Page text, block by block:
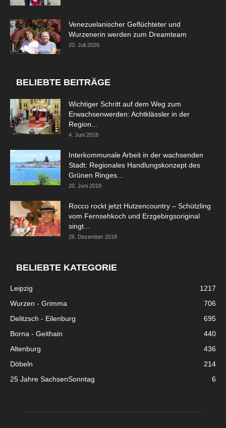
Venezuelanischer Geflüchteter und
Wurzenerin werden zum Dreamteam
20. Juli 2026
BELIEBTE BEITRÄGE
Wichtiger Schritt auf dem Weg zum
Erwachsenwerden: Achtklässler in der
Region...
4. Juni 2018
Interkommunale Arbeit in der wachsenden
Stadt: Regionales Handlungskonzept des
Grünen Ringes...
20. Juni 2018
Rocco rockt jetzt Hutzencountry – Schützling
vom Fernsehkoch und Erzgebirgsoriginal
singt...
26. Dezember 2018
BELIEBTE KATEGORIE
Leipzig
1217
Wurzen - Grimma
706
Delitzsch - Eilenburg
695
Borna - Geithain
440
Altenburg
436
Döbeln
214
25 Jahre SachsenSonntag
6